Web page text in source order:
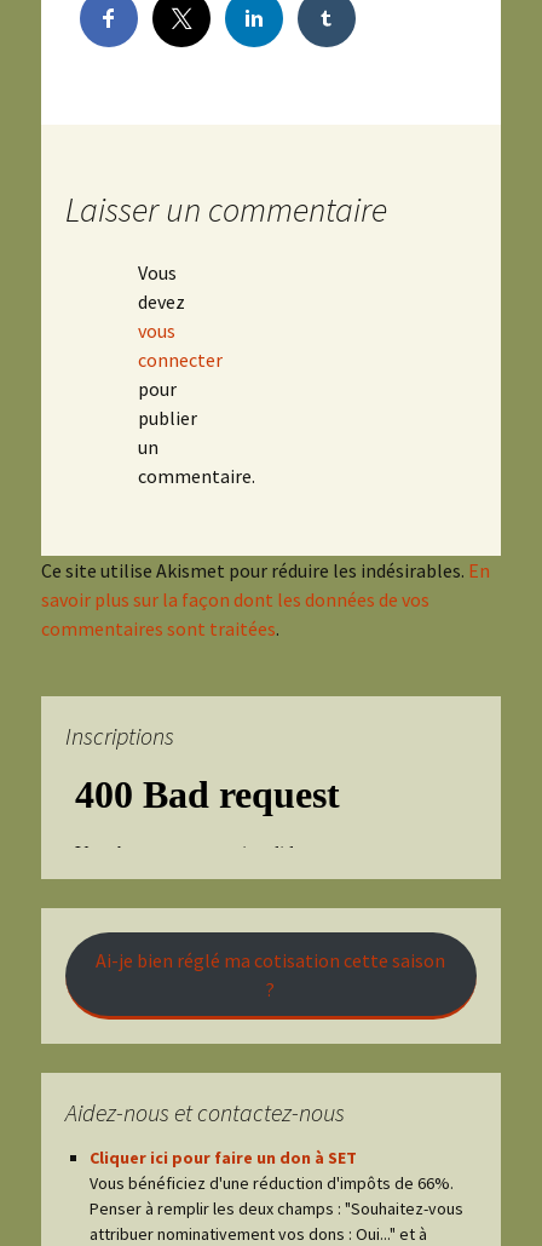
Laisser un commentaire
Vous
devez
vous
connecter
pour
publier
un
commentaire.
Ce site utilise Akismet pour réduire les indésirables. En
savoir plus sur la façon dont les données de vos
commentaires sont traitées.
Inscriptions
Ai-je bien réglé ma cotisation cette saison
?
Aidez-nous et contactez-nous
Cliquer ici pour faire un don à SET
Vous bénéficiez d'une réduction d'impôts de 66%.
Penser à remplir les deux champs : "Souhaitez-vous
attribuer nominativement vos dons : Oui..." et à